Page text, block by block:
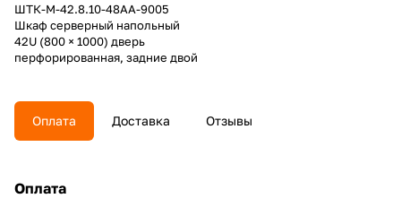
ШТК-М-42.8.10-48АА-9005
Шкаф серверный напольный
42U (800 × 1000) дверь
перфорированная, задние двой
Оплата Доставка Отзывы
Оплата